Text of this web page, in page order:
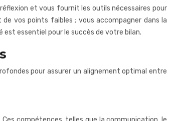
et vous fournit les outils nécessaires pour
vos points faibles ; vous accompagner dans la
essentiel pour le succès de votre bilan.
pour assurer un alignement optimal entre